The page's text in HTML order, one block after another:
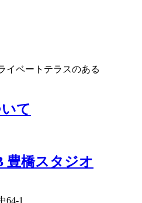
イベートテラスのある
て
豊橋スタジオ
64-1